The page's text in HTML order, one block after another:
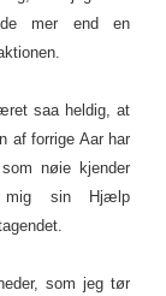
mer end en
saa heldig, at
af forrige Aar har
nøie kjender
mig sin Hjælp
som jeg tør